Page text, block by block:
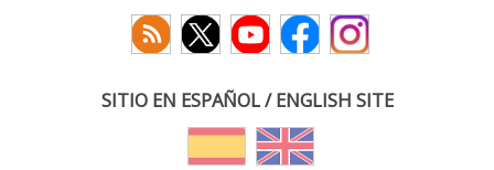
SITIO EN ESPAÑOL / ENGLISH SITE